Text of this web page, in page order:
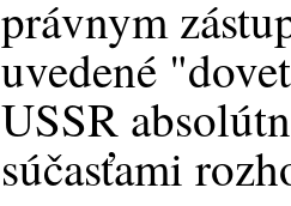
právnym
uvedené
USSR
súčasťami